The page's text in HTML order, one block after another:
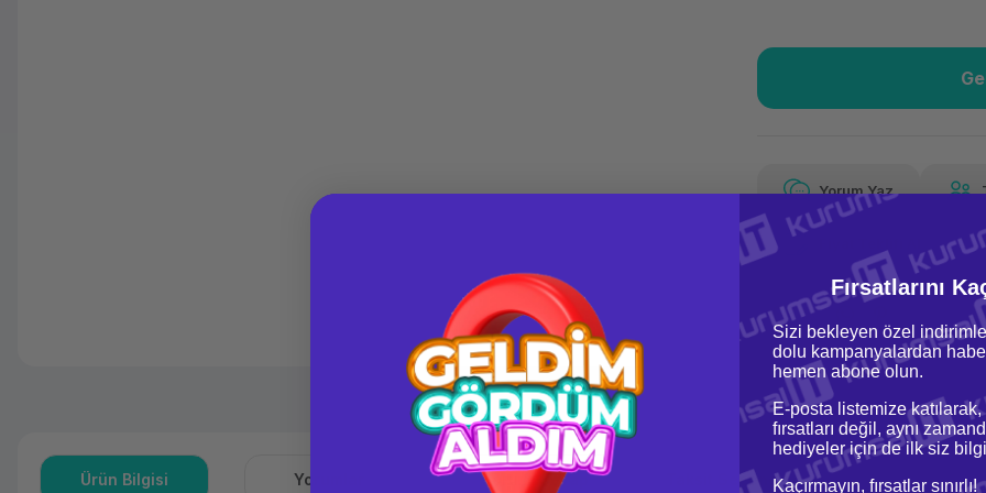
x 12
Aya varan taksit
Özel
Yorum Yaz
Ürün Bilgisi Yorumlar Soru & Cevap Taksit Seçenekleri
Fırsatlarını
Sizi bekleyen özel
dolu kampanyalardan
hemen abone olun.
E-posta listemize
fırsatları değil, aynı
hediyeler için de ilk siz
Kaçırmayın, fırsatlar sınırlı!